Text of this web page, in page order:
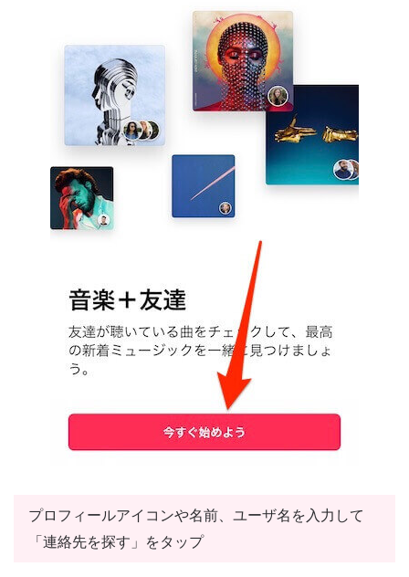
プロフィールアイコンや名前、ユーザ名を入力して
「連絡先を探す」をタップ